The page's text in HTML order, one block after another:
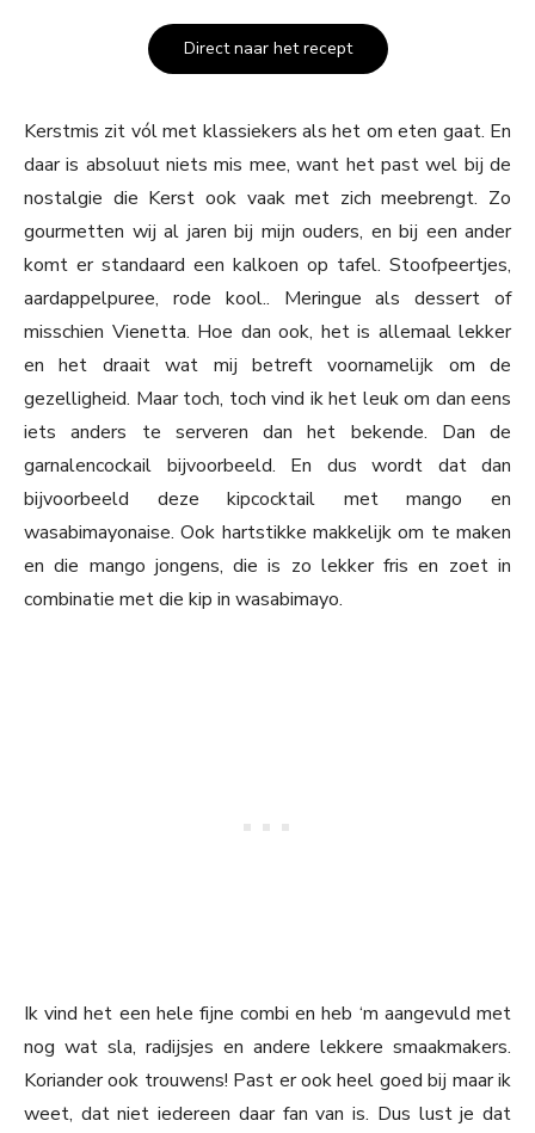
Direct naar het recept
Kerstmis zit vól met klassiekers als het om eten gaat. En
daar is absoluut niets mis mee, want het past wel bij de
nostalgie die Kerst ook vaak met zich meebrengt. Zo
gourmetten wij al jaren bij mijn ouders, en bij een ander
komt er standaard een kalkoen op tafel. Stoofpeertjes,
aardappelpuree, rode kool.. Meringue als dessert of
misschien Vienetta. Hoe dan ook, het is allemaal lekker
en het draait wat mij betreft voornamelijk om de
gezelligheid. Maar toch, toch vind ik het leuk om dan eens
iets anders te serveren dan het bekende. Dan de
garnalencockail bijvoorbeeld. En dus wordt dat dan
bijvoorbeeld deze kipcocktail met mango en
wasabimayonaise. Ook hartstikke makkelijk om te maken
en die mango jongens, die is zo lekker fris en zoet in
combinatie met die kip in wasabimayo.
Ik vind het een hele fijne combi en heb ‘m aangevuld met
nog wat sla, radijsjes en andere lekkere smaakmakers.
Koriander ook trouwens! Past er ook heel goed bij maar ik
weet, dat niet iedereen daar fan van is. Dus lust je dat